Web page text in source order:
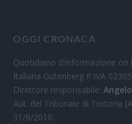
OGGI CRONACA
Quotidiano d'informazione on
Italiana Gutenberg P.IVA
Direttore responsabile:
Aut. del Tribunale di Tortona
31/8/2010.